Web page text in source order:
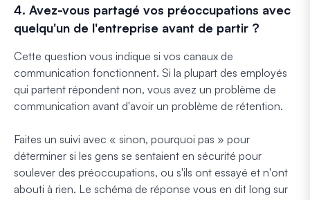
4. Avez-vous partagé vos préoccupations avec
quelqu'un de l'entreprise avant de partir ?
Cette question vous indique si vos canaux de
communication fonctionnent. Si la plupart des employés
qui partent répondent non, vous avez un problème de
communication avant d'avoir un problème de rétention.
Faites un suivi avec « sinon, pourquoi pas » pour
déterminer si les gens se sentaient en sécurité pour
soulever des préoccupations, ou s'ils ont essayé et n'ont
abouti à rien. Le schéma de réponse vous en dit long sur